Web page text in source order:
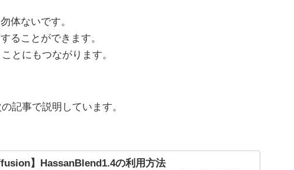
体ないです。
ることができます。
とにもつながります。
記事で説明しています。
】HassanBlend1.4の利用方法